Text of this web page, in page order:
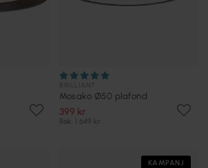
Mosako Ø50 plafond
399 kr
Rek. 1 649 kr
KAMPANJ